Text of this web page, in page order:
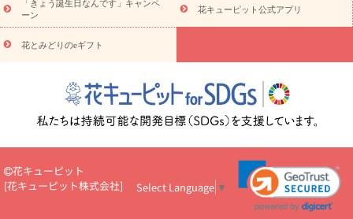
5000円～
お祝い・7000円～ お祝い・ 10000円～
お供え・お
悔やみ
円～
お供え・お悔やみ・
読み物
いのマナー
定年退職祝いのマナー
お祝いを贈るときのマナー・
花キューピットのお祝いコラム一覧
誕生日のお花を「色
彩心理学」で選ぶ方法
結婚祝いの予算相場
出産祝いお役立ち情
ール
新築引っ越し祝いコラム お祝い花のマナー総まとめ
職
場上司や先輩へ贈るお祝い花の正解は？
開店祝いの花 選び方ガイ
「きょう誕生日なんです」キャンペ
ーン
花キューピット公式アプリ
花とみどりのeギフト
花キューピット
[花キューピット株式会社] Select Language ▼